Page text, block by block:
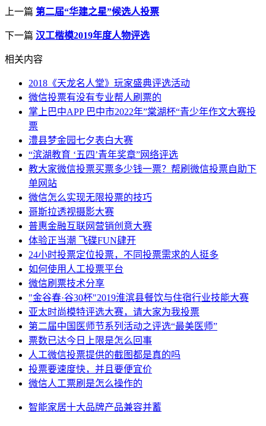
上一篇 第二届“华建之星”候选人投票
下一篇 汉工楷模2019年度人物评选
相关内容
2018《天龙名人堂》玩家盛典评选活动
微信投票有没有专业帮人刷票的
掌上巴中APP 巴中市2022年”棠湖杯“青少年作文大赛投
票
澧县梦金园七夕表白大赛
“滨湖教育 ‘五四’青年奖章”网络评选
教大家微信投票买票多少钱一票？帮刷微信投票自助下
单网站
微信怎么实现无限投票的技巧
哥斯拉透视摄影大赛
普惠金融互联网营销创意大赛
体验正当潮 飞碟FUN肆开
24小时投票定位投票，不同投票需求的人挺多
如何使用人工投票平台
微信刷票技术分享
"金谷春·谷30杯"2019淮滨县餐饮与住宿行业技能大赛
亚太时尚模特评选大赛，请大家为我投票
第二届中国医师节系列活动之评选“最美医师”
票数已达今日上限是怎么回事
人工微信投票提供的截图都是真的吗
投票要速度快，并且要便宜价
微信人工票刷是怎么操作的
智能家居十大品牌产品兼容并蓄